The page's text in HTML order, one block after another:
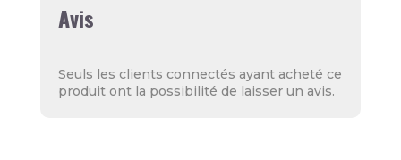
Avis
Seuls les clients connectés ayant acheté ce
produit ont la possibilité de laisser un avis.